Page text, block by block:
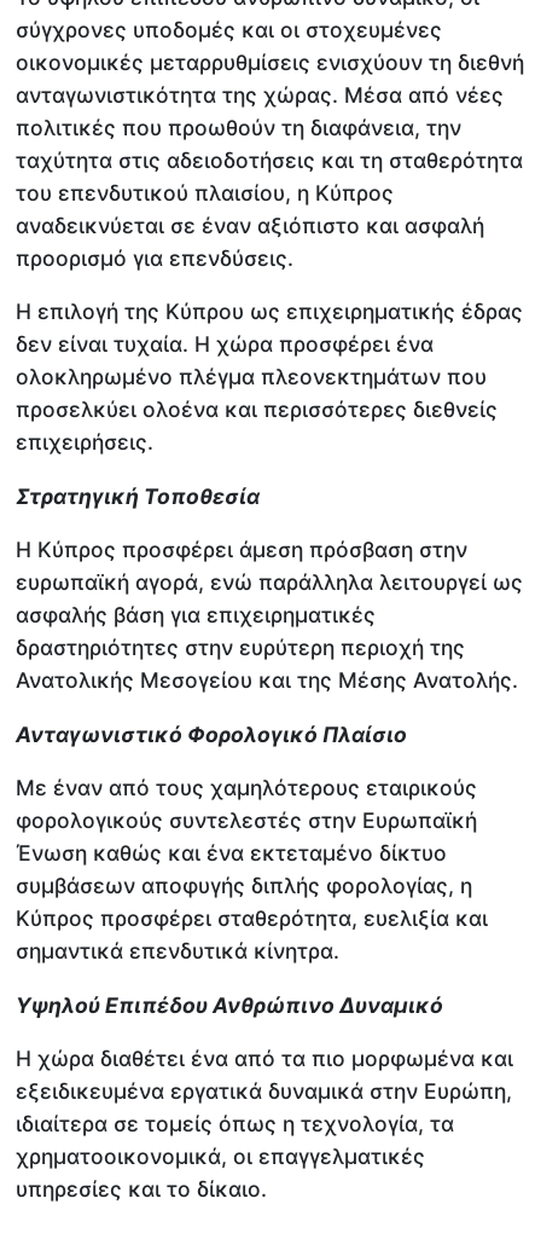
σύγχρονες υποδομές και οι στοχευμένες
οικονομικές μεταρρυθμίσεις ενισχύουν τη διεθνή
ανταγωνιστικότητα της χώρας. Μέσα από νέες
πολιτικές που προωθούν τη διαφάνεια, την
ταχύτητα στις αδειοδοτήσεις και τη σταθερότητα
του επενδυτικού πλαισίου, η Κύπρος
αναδεικνύεται σε έναν αξιόπιστο και ασφαλή
προορισμό για επενδύσεις.
Η επιλογή της Κύπρου ως επιχειρηματικής έδρας
δεν είναι τυχαία. Η χώρα προσφέρει ένα
ολοκληρωμένο πλέγμα πλεονεκτημάτων που
προσελκύει ολοένα και περισσότερες διεθνείς
επιχειρήσεις.
Στρατηγική Τοποθεσία
Η Κύπρος προσφέρει άμεση πρόσβαση στην
ευρωπαϊκή αγορά, ενώ παράλληλα λειτουργεί ως
ασφαλής βάση για επιχειρηματικές
δραστηριότητες στην ευρύτερη περιοχή της
Ανατολικής Μεσογείου και της Μέσης Ανατολής.
Ανταγωνιστικό Φορολογικό Πλαίσιο
Με έναν από τους χαμηλότερους εταιρικούς
φορολογικούς συντελεστές στην Ευρωπαϊκή
Ένωση καθώς και ένα εκτεταμένο δίκτυο
συμβάσεων αποφυγής διπλής φορολογίας, η
Κύπρος προσφέρει σταθερότητα, ευελιξία και
σημαντικά επενδυτικά κίνητρα.
Υψηλού Επιπέδου Ανθρώπινο Δυναμικό
Η χώρα διαθέτει ένα από τα πιο μορφωμένα και
εξειδικευμένα εργατικά δυναμικά στην Ευρώπη,
ιδιαίτερα σε τομείς όπως η τεχνολογία, τα
χρηματοοικονομικά, οι επαγγελματικές
υπηρεσίες και το δίκαιο.